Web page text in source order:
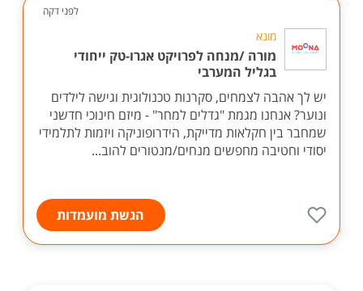
לפני דקה
מונא
מורה /מנחה לפרויקט אגרו-טק ייחודי
בגליל המערבי
יש לך אהבה לצמחים, סקרנות טכנולוגית וגישה לילדים
ונוער? אנחנו מגמת "גדלים למחר" - מיזם חינוכי חדשני
שמחבר בין חקלאות מדייקת, הידרופוניקה ויזמות לתלמידי
יסודי וחטיבה מחפשים מנחים/מנטורים להוב...
הגשת מועמדות